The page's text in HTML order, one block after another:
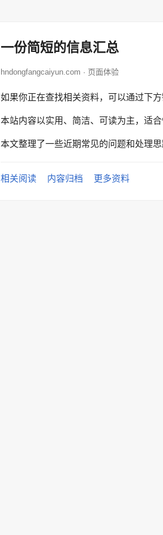
一份简短的信息汇总
hndongfangcaiyun.com · 页面体验
如果你正在查找相关资料，可以通过下方
本站内容以实用、简洁、可读为主，适合
本文整理了一些近期常见的问题和处理
相关阅读 内容归档 更多资料